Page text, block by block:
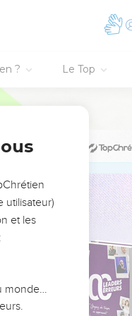
? Le Top
Rama en combattant
fut arrivé, il sortit
le fit mourir. Et ils
Et il n'y eut plus
la semence royale de
roi qu'on mettait à
utilisateur)
et les
monde…